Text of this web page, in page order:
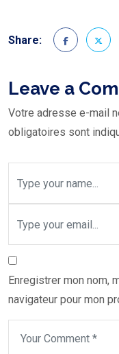
Share:
Leave a
Votre adresse e-mail
obligatoires sont
Enregistrer mon nom,
navigateur pour mon